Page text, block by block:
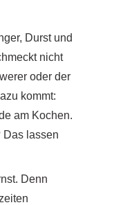
Durst und
nicht
oder der
kommt:
am Kochen.
Das lassen
Denn